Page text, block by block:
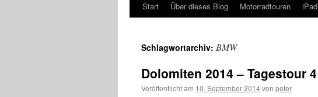
Start Über dieses Blog Motorradtouren iPad
Schlagwortarchiv: BMW
Dolomiten 2014 – Tagestour 4
Veröffentlicht am 10. September 2014von peter